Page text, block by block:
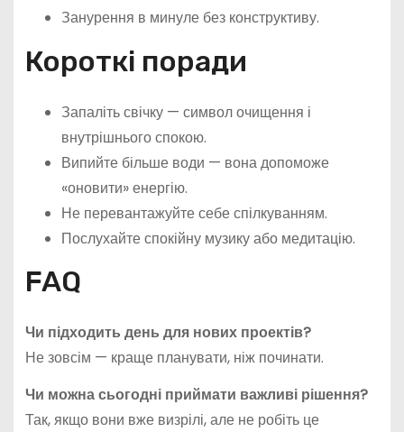
Занурення в минуле без конструктиву.
Короткі поради
Запаліть свічку — символ очищення і
внутрішнього спокою.
Випийте більше води — вона допоможе
«оновити» енергію.
Не перевантажуйте себе спілкуванням.
Послухайте спокійну музику або медитацію.
FAQ
Чи підходить день для нових проектів?
Не зовсім — краще планувати, ніж починати.
Чи можна сьогодні приймати важливі рішення?
Так, якщо вони вже визрілі, але не робіть це